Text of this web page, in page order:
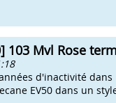
103 Mvl Rose
d'inactivité
EV50 dans un